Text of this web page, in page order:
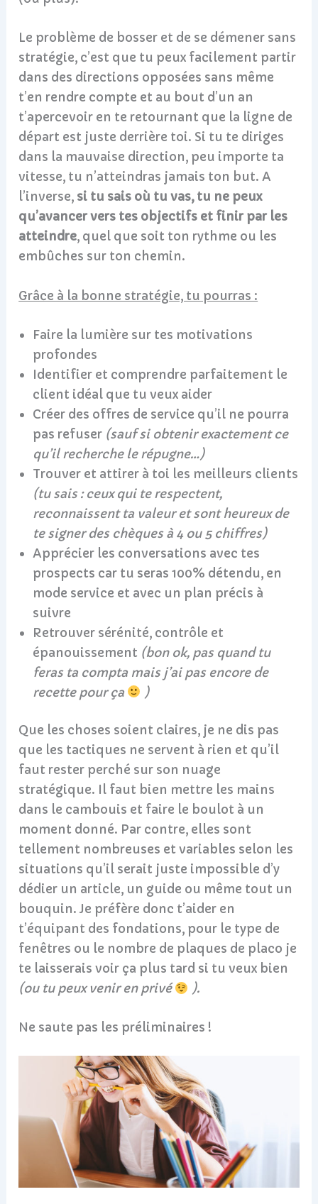
Le problème de bosser et de se démener sans
stratégie, c’est que tu peux facilement partir
dans des directions opposées sans même
t’en rendre compte et au bout d’un an
t’apercevoir en te retournant que la ligne de
départ est juste derrière toi. Si tu te diriges
dans la mauvaise direction, peu importe ta
vitesse, tu n’atteindras jamais ton but. A
l’inverse, si tu sais où tu vas, tu ne peux
qu’avancer vers tes objectifs et finir par les
atteindre, quel que soit ton rythme ou les
embûches sur ton chemin.
Grâce à la bonne stratégie, tu pourras :
Faire la lumière sur tes motivations
profondes
Identifier et comprendre parfaitement le
client idéal que tu veux aider
Créer des offres de service qu’il ne pourra
pas refuser (sauf si obtenir exactement ce
qu’il recherche le répugne…)
Trouver et attirer à toi les meilleurs clients
(tu sais : ceux qui te respectent,
reconnaissent ta valeur et sont heureux de
te signer des chèques à 4 ou 5 chiffres)
Apprécier les conversations avec tes
prospects car tu seras 100% détendu, en
mode service et avec un plan précis à
suivre
Retrouver sérénité, contrôle et
épanouissement (bon ok, pas quand tu
feras ta compta mais j’ai pas encore de
recette pour ça
)
Que les choses soient claires, je ne dis pas
que les tactiques ne servent à rien et qu’il
faut rester perché sur son nuage
stratégique. Il faut bien mettre les mains
dans le cambouis et faire le boulot à un
moment donné. Par contre, elles sont
tellement nombreuses et variables selon les
situations qu’il serait juste impossible d’y
dédier un article, un guide ou même tout un
bouquin. Je préfère donc t’aider en
t’équipant des fondations, pour le type de
fenêtres ou le nombre de plaques de placo je
te laisserais voir ça plus tard si tu veux bien
(ou tu peux venir en privé
).
Ne saute pas les préliminaires !